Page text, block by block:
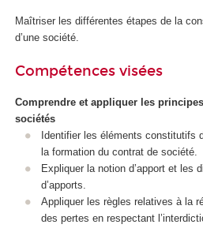
Maîtriser les différentes étapes de la
d’une société.
Compétences visées
Comprendre et appliquer les
sociétés
Identifier les éléments constitutifs
la formation du contrat de société.
Expliquer la notion d’apport et les
d’apports.
Appliquer les règles relatives à la
des pertes en respectant